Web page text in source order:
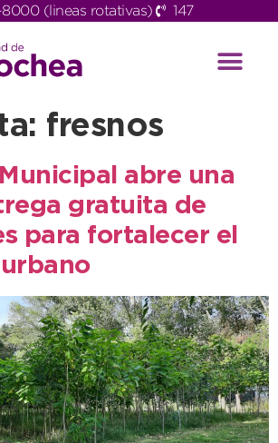
(lineas rotativas) 147
fresnos
abre una
gratuita de
para fortalecer el